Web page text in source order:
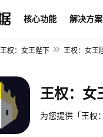
核心功能 解决方案
王权：女王陛下 王权：女王
王权：女
为您提供「王权